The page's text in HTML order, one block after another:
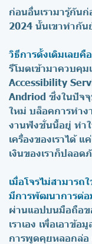
ก่อนอื่นเรามารู้กัน
2024 นั้นเขาทำกัน
วิธีการดั้งเดิมเลยคือ
รีโมตเข้ามาควบคุ
Accessibility
Andriod ซึ่งในปัจ
ใหม่ บล็อคการทำง
งานฟังชั่นนี้อยู่ ทำใ
เครื่องของเราได้
เงินของเราก็ปลอด
เมื่อโจรไม่สามารถ
มีการพัฒนาการต่อ
ผ่านแอปบนมือถือข
เราเอง เพื่อเอาข้
การพูดคุยหลอกล่อ